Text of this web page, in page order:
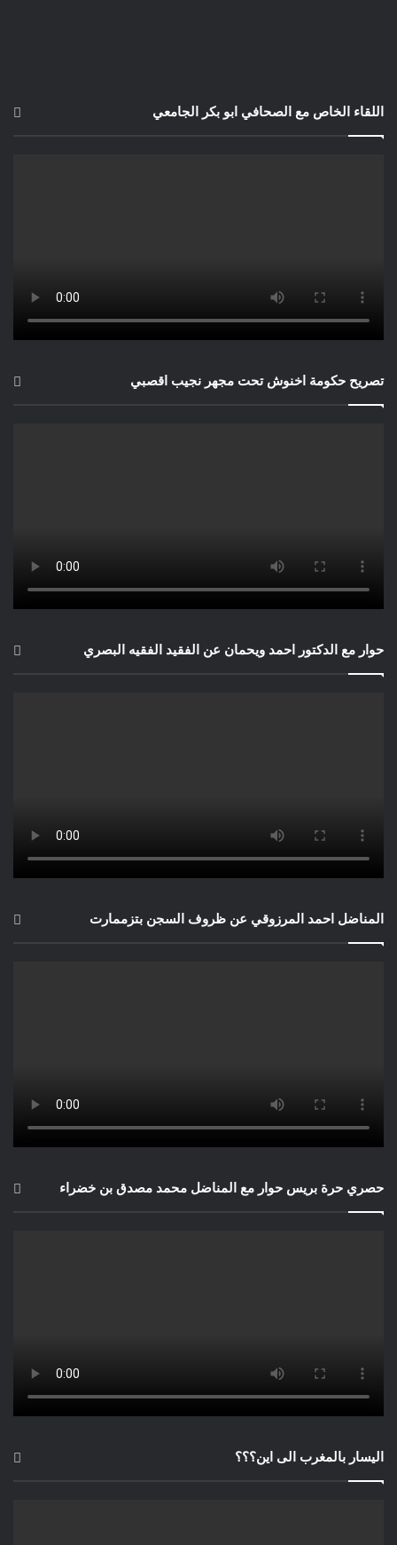
اللقاء الخاص مع الصحافي ابو بكر الجامعي
تصريح حكومة اخنوش تحت مجهر نجيب اقصبي
حوار مع الدكتور احمد ويحمان عن الفقيد الفقيه البصري
المناضل احمد المرزوقي عن ظروف السجن بتزممارت
حصري حرة بريس حوار مع المناضل محمد مصدق بن خضراء
اليسار بالمغرب الى اين؟؟؟